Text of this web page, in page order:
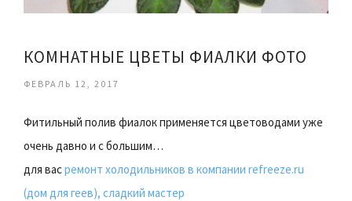
КОМНАТНЫЕ ЦВЕТЫ ФИАЛКИ ФОТО
ФЕВРАЛЬ 12, 2017
Фитильный полив фиалок применяется цветоводами уже
очень давно и с большим…
для васремонт холодильников в компании refreeze.ru
(дом для геев), сладкий мастер